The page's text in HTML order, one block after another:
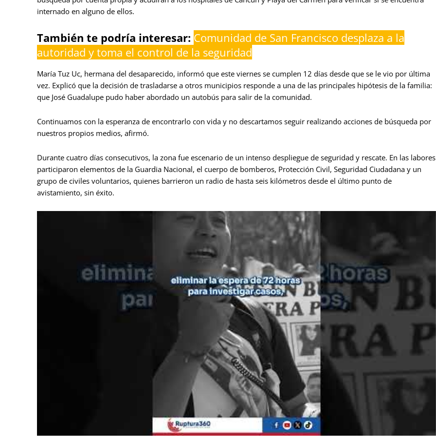
internado en alguno de ellos.
También te podría interesar: Comunidad de San Francisco desplaza a la
autoridad y toma el control de la seguridad
María Tuz Uc, hermana del desaparecido, informó que este viernes se cumplen 12 días desde que se le vio por última
vez. Explicó que la decisión de trasladarse a otros municipios responde a una de las principales hipótesis de la familia:
que José Guadalupe pudo haber abordado un autobús para salir de la comunidad.
Continuamos con la esperanza de encontrarlo con vida y no descartamos seguir realizando acciones de búsqueda por
nuestros propios medios, afirmó.
Durante cuatro días consecutivos, la zona fue escenario de un intenso despliegue de seguridad y rescate. En las labores
participaron elementos de la Guardia Nacional, el cuerpo de bomberos, Protección Civil, Seguridad Ciudadana y un
grupo de civiles voluntarios, quienes barrieron un radio de hasta seis kilómetros desde el último punto de
avistamiento, sin éxito.